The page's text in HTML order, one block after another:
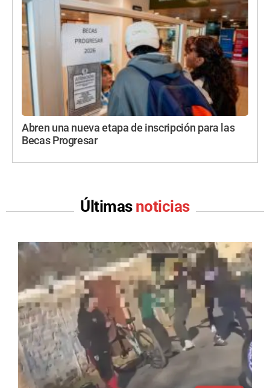
Abren una nueva etapa de inscripción para las
Becas Progresar
Últimas noticias